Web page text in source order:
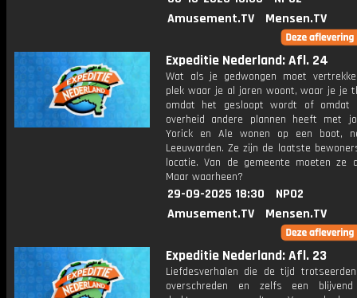
Amusement.TV
Mensen.TV
Expeditie Nederland: Afl. 24
Wat als je gedwongen moet
plek waar je al jaren woont, waar je je
omdat het gesloopt wordt of omdat
overheid andere plannen heeft met
Yorick en Ale wonen op een boot,
Leeuwarden. Ze zijn de laatste
locatie. Van de gemeente moeten ze
Maar waarheen?
29-09-2025 18:30
NPO2
Amusement.TV
Mensen.TV
Expeditie Nederland: Afl. 23
Liefdesverhalen die de tijd
overschreden en zelfs een